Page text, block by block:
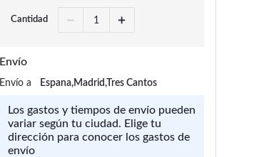
Cantidad
Envío
Envío a Espana,Madrid,Tres Cantos
Los gastos y tiempos de envío pueden
variar según tu ciudad. Elige tu
dirección para conocer los gastos de
envío